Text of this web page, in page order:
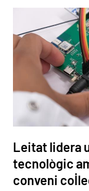
Leitat lidera
tecnològic
conveni